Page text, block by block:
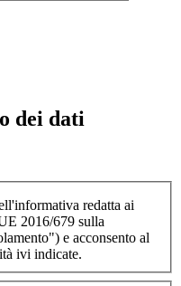
dei dati
redatta ai
2016/679 sulla
e acconsento al
ivi indicate.